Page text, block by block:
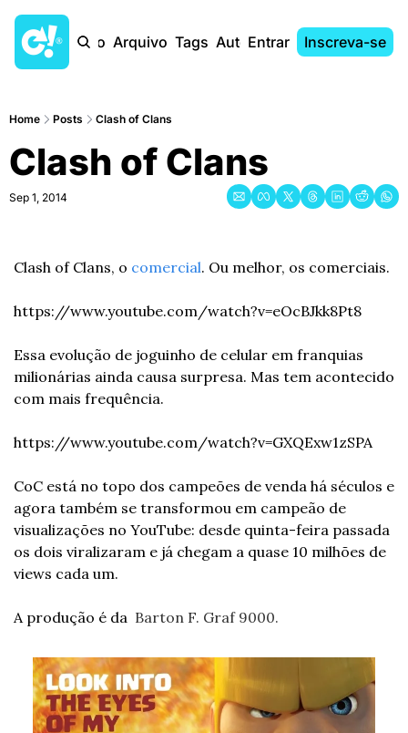
Início Arquivo Tags AutoresEntrar Inscreva-se
Home Posts Clash of Clans
Clash of Clans
Sep 1, 2014
Clash of Clans, o comercial. Ou melhor, os comerciais.
https://www.youtube.com/watch?v=eOcBJkk8Pt8
Essa evolução de joguinho de celular em franquias
milionárias ainda causa surpresa. Mas tem acontecido
com mais frequência.
https://www.youtube.com/watch?v=GXQExw1zSPA
CoC está no topo dos campeões de venda há séculos e
agora também se transformou em campeão de
visualizações no YouTube: desde quinta-feira passada
os dois viralizaram e já chegam a quase 10 milhões de
views cada um.
A produção é da Barton F. Graf 9000.